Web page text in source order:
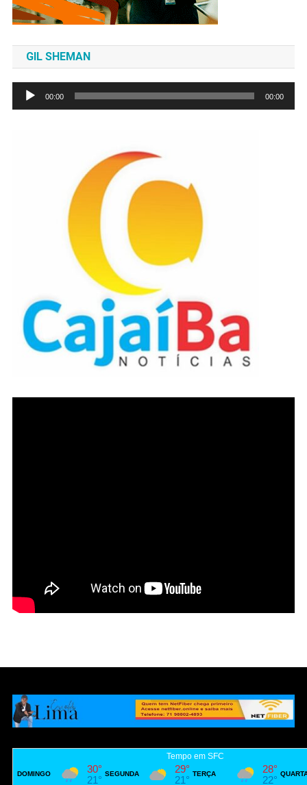
GIL SHEMAN
Tocador
00:00 00:00